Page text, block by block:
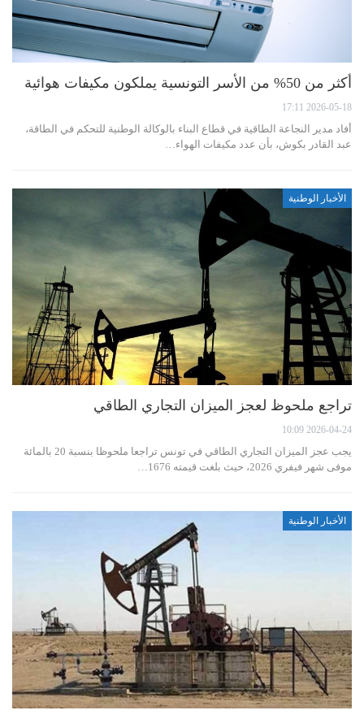
أكثر من 50% من الأسر التونسية يملكون مكيفات هوائية
2026-05-18 17:11
أفاد مدير النجاعة الطاقية في قطاع البناء بالوكالة الوطنية للتحكم في الطاقة،
عبد القادر بكوش، بأن عدد مكيفات الهواء…
الأخبار الوطنية
تراجع ملحوظ لعجز الميزان التجاري الطاقي
2026-04-24 10:09
يجب عجز الميزان التجاري الطاقي في تونس تراجعا ملحوظا بنسبة 20 بالمائة
موفى شهر فيفري 2026، حيث بلغت قيمته 1676…
الأخبار الوطنية